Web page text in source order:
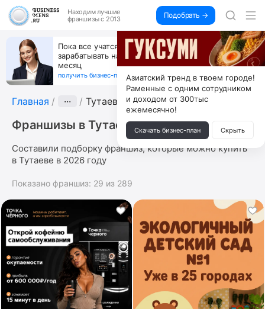
Находим лучшие
франшизы с 2013
Подобрать →
Пока все учатся пользоваться ИИ, вы можете
зарабатывать на их обучении по 500 тыс. каждый
месяц
получить бизнес-план ↓
Главная ··· Тутаев
Франшизы в Тутаеве
Составили подборку франшиз, которые можно купить
в Тутаеве в 2026 году
Показано франшиз: 29 из 289
Азиатский тренд в твоем городе!
Раменные с одним сотрудником
и доходом от 300тыс
ежемесячно!
Скачать бизнес-план Скрыть